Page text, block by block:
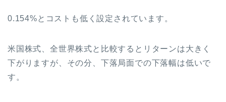
0.154%とコストも低く設定されています。
米国株式、全世界株式と比較するとリターンは大きく
下がりますが、その分、下落局面での下落幅は低いで
す。